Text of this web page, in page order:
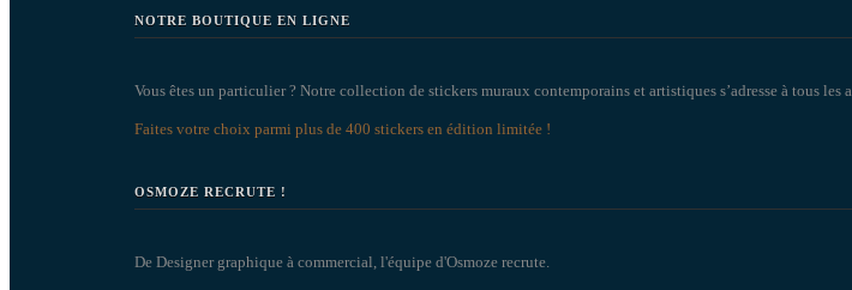
NOTRE BOUTIQUE EN LIGNE
Vous êtes un particulier ? Notre collection de stickers muraux contemporains et artistiques s’adresse à tous
Faites votre choix parmi plus de 400 stickers en édition limitée !
OSMOZE RECRUTE !
De Designer graphique à commercial, l'équipe d'Osmoze recrute.